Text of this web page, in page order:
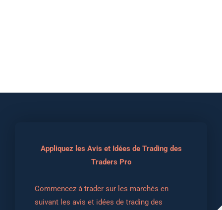
Appliquez les Avis et Idées de Trading des
Traders Pro
Commencez à trader sur les marchés en
suivant les avis et idées de trading des